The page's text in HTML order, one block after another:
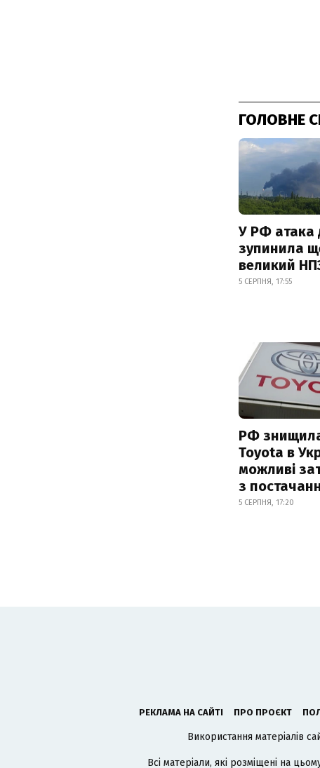
ГОЛОВНЕ
У РФ атака
зупинила
великий
5 СЕРПНЯ, 17:55
РФ
Toyota в
можливі
з
5 СЕРПНЯ, 17:20
РЕКЛАМА НА САЙТІ ПРО ПРОЄКТ
Використання матеріалів
Всі матеріали, які розміщені на